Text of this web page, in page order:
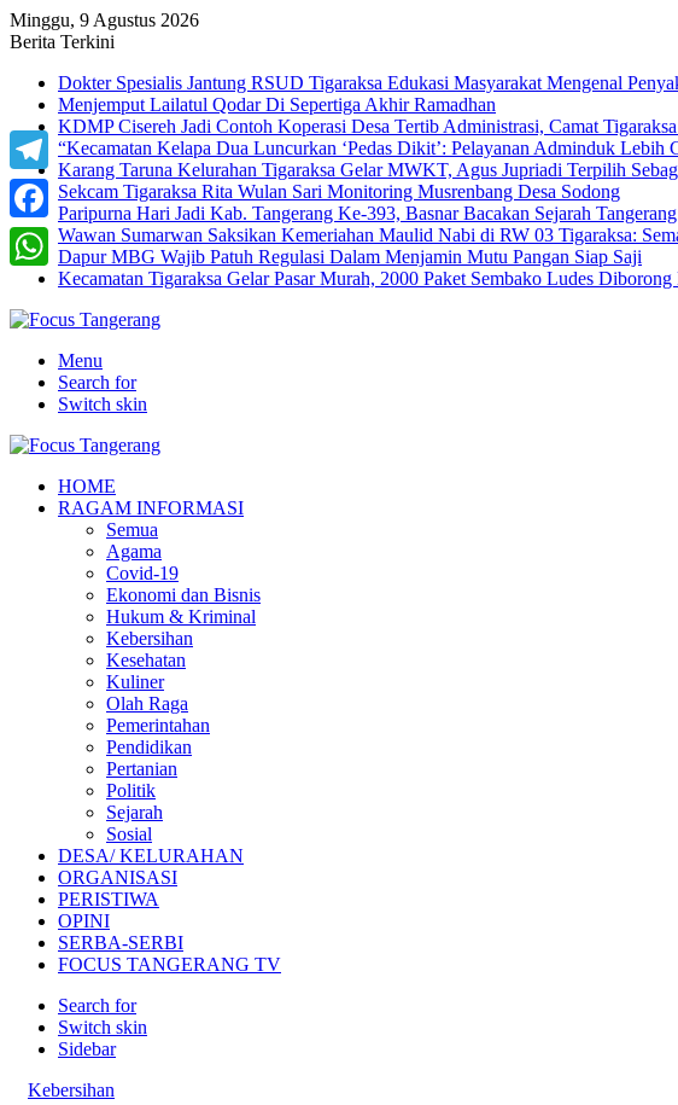
Minggu, 9 Agustus 2026
Berita Terkini
Dokter Spesialis Jantung RSUD Tigaraksa Edukasi Masyarakat Mengenal
Menjemput Lailatul Qodar Di Sepertiga Akhir Ramadhan
KDMP Cisereh Jadi Contoh Koperasi Desa Tertib Administrasi, Camat
“Kecamatan Kelapa Dua Luncurkan ‘Pedas Dikit’: Pelayanan Adminduk Lebih
Karang Taruna Kelurahan Tigaraksa Gelar MWKT, Agus Jupriadi Terpilih
Sekcam Tigaraksa Rita Wulan Sari Monitoring Musrenbang Desa Sodong
Paripurna Hari Jadi Kab. Tangerang Ke-393, Basnar Bacakan Sejarah Tangerang
Wawan Sumarwan Saksikan Kemeriahan Maulid Nabi di RW 03 Tigaraksa:
Dapur MBG Wajib Patuh Regulasi Dalam Menjamin Mutu Pangan Siap Saji
Kecamatan Tigaraksa Gelar Pasar Murah, 2000 Paket Sembako Ludes Diborong
Menu
Search for
Switch skin
HOME
RAGAM INFORMASI
Semua
Agama
Covid-19
Ekonomi dan Bisnis
Hukum & Kriminal
Kebersihan
Kesehatan
Kuliner
Olah Raga
Pemerintahan
Pendidikan
Pertanian
Politik
Sejarah
Sosial
DESA/ KELURAHAN
ORGANISASI
PERISTIWA
OPINI
SERBA-SERBI
FOCUS TANGERANG TV
Search for
Switch skin
Sidebar
Kebersihan
Telegram
Facebook
WhatsApp